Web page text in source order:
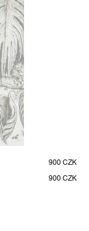
900 CZK
900 CZK